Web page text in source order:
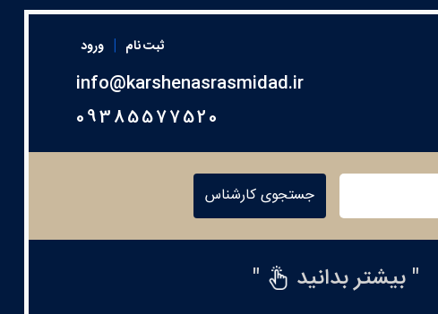
ثبت نام | ورود
info@karshenasrasmidad.ir
09385577520
جستجوی کارشناس
" بیشتر بدانید "